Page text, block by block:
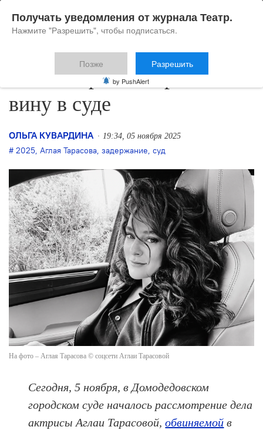
Аглая Тарасова признала
вину в суде
ОЛЬГА КУВАРДИНА 19:34, 05 ноября 2025
2025, Аглая Тарасова, задержание, суд
На фото – Аглая Тарасова © соцсети Аглаи Тарасовой
Сегодня, 5 ноября, в Домодедовском
городском суде началось рассмотрение дела
актрисы Аглаи Тарасовой,обвиняемой в
Получать уведомления от журнала Театр.
Нажмите "Разрешить", чтобы подписаться.
Позже Разрешить
by PushAlert